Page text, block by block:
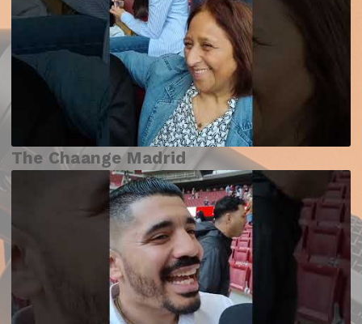
The Chaange Madrid